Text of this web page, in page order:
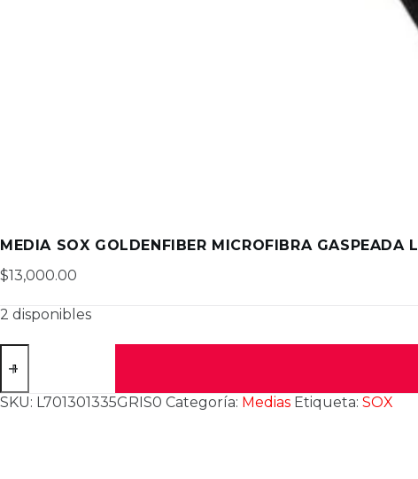
MEDIA SOX GOLDENFIBER MICROFIBRA GASPEADA L
$13,000.00
2 disponibles
MEDIA
SOX
MICROFIBRA
SKU: L701301335GRIS0 Categoría: Medias Etiqueta: SOX